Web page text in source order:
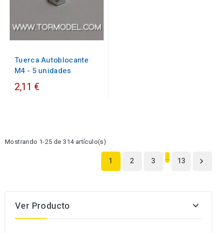
Tuerca Autoblocante
M4 - 5 unidades
2,11 €
Mostrando 1-25 de 314 artículo(s)
1 2 3 … 13 
Ver Producto 